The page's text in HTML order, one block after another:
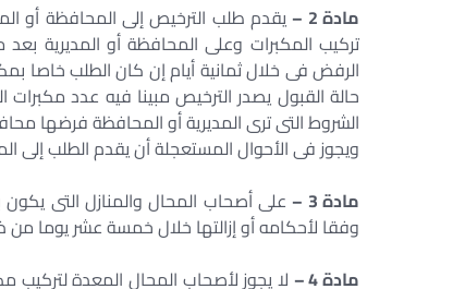
مادة 2 –
يقدم طلب الترخيص إلى المحافظة أو
تركيب المكبرات وعلى المحافظة أو المديرية
حالة القبول يصدر الترخيص مبينا فيه عدد
الشروط التى ترى المديرية أو المحافظة فرضها
ويجوز فى الأحوال المستعجلة أن يقدم الطلب إلى
مادة 3 –
على أصحاب المحال والمنازل التى
وفقا لأحكامه أو إزالتها خلال خمسة عشر يوما من
مادة 4 –
لا يجوز لأصحاب المحال المعدة لتركيب